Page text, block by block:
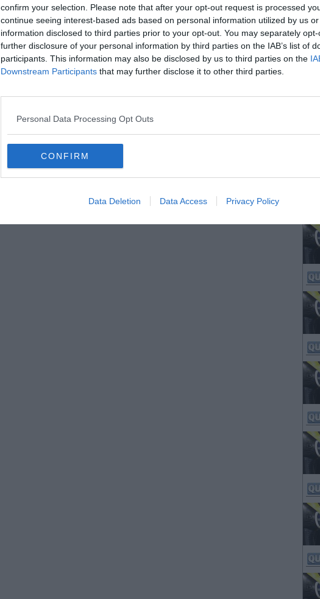
confirm your selection. Please note that after your opt-out request is processed
continue seeing interest-based ads based on personal information utilized by us
information disclosed to third parties prior to your opt-out. You may separately
further disclosure of your personal information by third parties on the IAB’s list of
participants. This information may also be disclosed by us to third parties on the
Downstream Participants that may further disclose it to other third parties.
Personal Data Processing Opt Outs
CONFIRM
Data Deletion Data Access Privacy Policy
DOMENICA08 AGOSTO 2021ORE 14:42
Da Cecina un’altra miss toscana
La bella concorrente 24enne di Cecina prevale sul gruppo delle altre 18
concorrenti provenienti da varie località della Toscana
Spighe Verdi, ecco il premio ai comuni rurali